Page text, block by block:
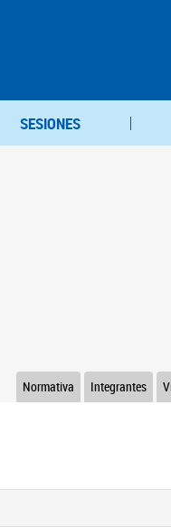
SESIONES
Integrantes
Normativa